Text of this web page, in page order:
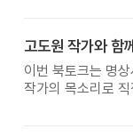
고도원 작가와 함
이번 북토크는 명상
작가의 목소리로